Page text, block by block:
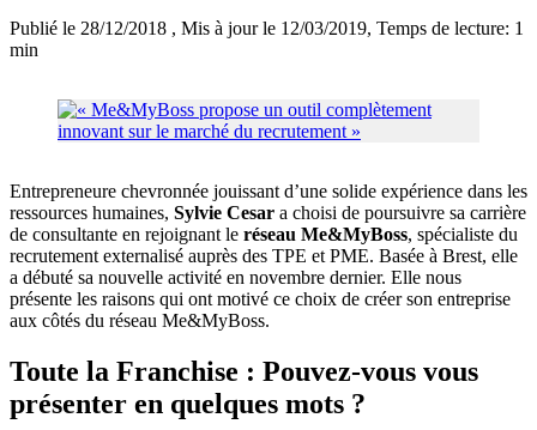
Publié le 28/12/2018 , Mis à jour le 12/03/2019, Temps de lecture: 1
min
Entrepreneure chevronnée jouissant d’une solide expérience dans les
ressources humaines, Sylvie Cesar a choisi de poursuivre sa carrière
de consultante en rejoignant le réseau Me&MyBoss, spécialiste du
recrutement externalisé auprès des TPE et PME. Basée à Brest, elle
a débuté sa nouvelle activité en novembre dernier. Elle nous
présente les raisons qui ont motivé ce choix de créer son entreprise
aux côtés du réseau Me&MyBoss.
Toute la Franchise : Pouvez-vous vous
présenter en quelques mots ?